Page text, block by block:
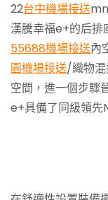
22台中機場接送
漢騰幸福e+的后排
55688機場接送內
園機場接送/織物混
空間，進一個步驟
e+具備了同級領先